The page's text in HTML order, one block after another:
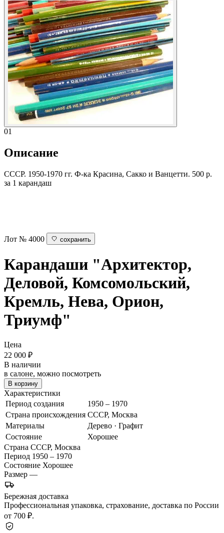
01
Описание
СССР. 1950-1970 гг. Ф-ка Красина, Сакко и Ванцетти. 500 р.
за 1 карандаш
Лот № 4000 сохранить
Карандаши "Архитектор,
Деловой, Комсомольский,
Кремль, Нева, Орион,
Триумф"
Цена
22 000 ₽
В наличии
в салоне, можно посмотреть
В корзину
Характеристики
Период создания
1950 – 1970
Страна происхождения СССР, Москва
Материалы
Дерево · Графит
Состояние
Хорошее
Страна СССР, Москва
Период 1950 – 1970
Состояние Хорошее
Размер —
Бережная доставка
Профессиональная упаковка, страхование, доставка по России
от 700 ₽.